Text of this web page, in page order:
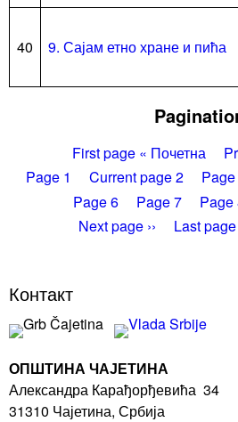
40 9. Сајам етно хране и пића
First page « Почетна
Page 1 Current page2 Page
Page6 Page7 Page
Next page ›› Last page
Контакт
ОПШТИНА ЧАЈЕТИНА
Александра Карађорђевића 34
31310 Чајетина, Србија